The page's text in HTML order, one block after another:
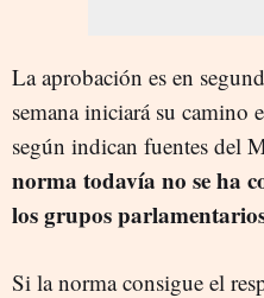
La aprobación es en
semana iniciará su camino
según indican fuentes del
norma todavía no se ha
los grupos
Si la norma consigue el